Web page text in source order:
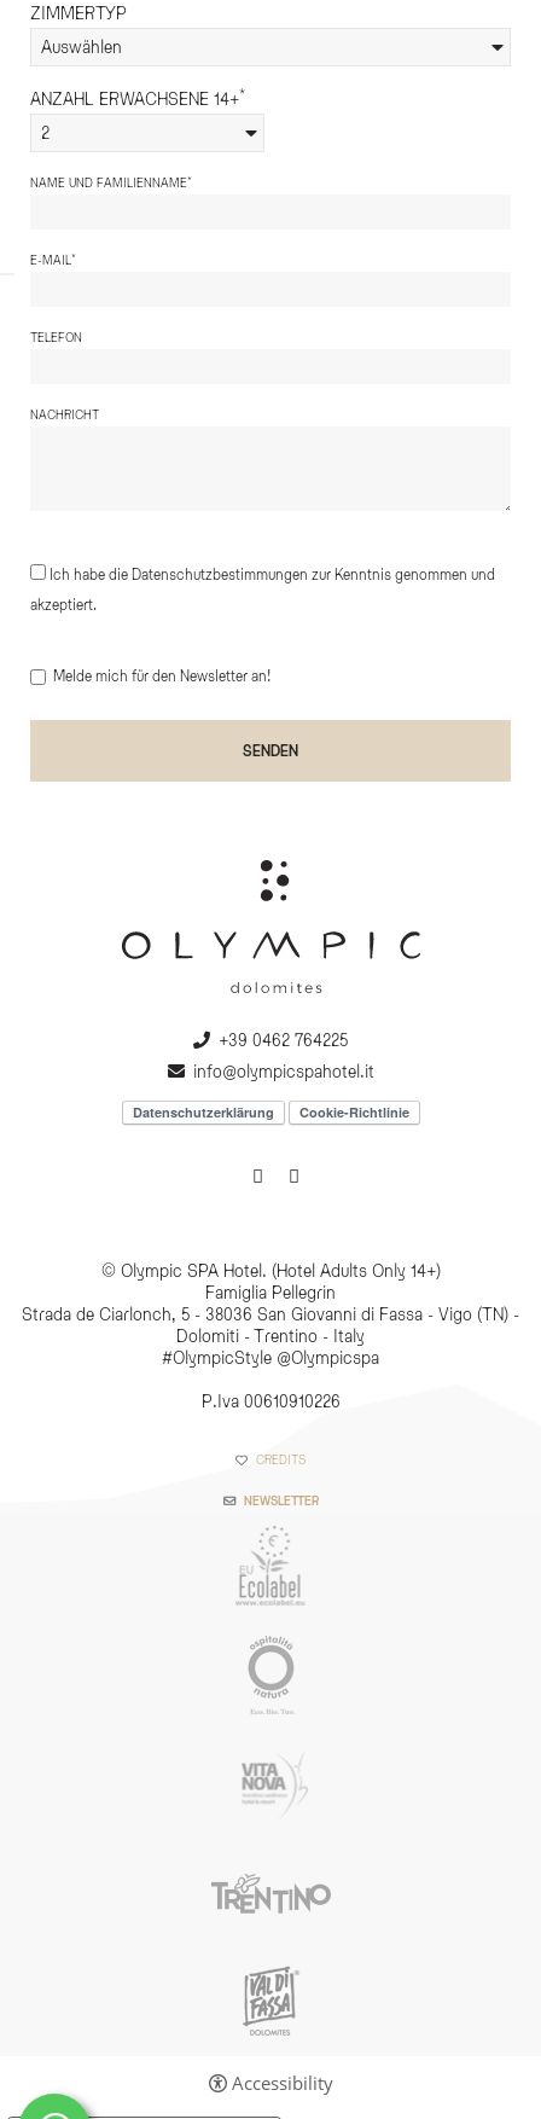
ZIMMERTYP
Auswählen
ANZAHL ERWACHSENE 14+*
2
NAME UND FAMILIENNAME*
E-MAIL *
TELEFON
NACHRICHT
Ich habe die Datenschutzbestimmungen zur Kenntnis genommen und
akzeptiert.
Melde mich für den Newsletter an!
+39 0462 764225
info@olympicspahotel.it
Datenschutzerklärung Cookie-Richtlinie
© Olympic SPA Hotel. (Hotel Adults Only 14+)
Famiglia Pellegrin
Strada de Ciarlonch, 5 - 38036 San Giovanni di Fassa - Vigo (TN) -
Dolomiti - Trentino - Italy
#OlympicStyle @Olympicspa
P.Iva 00610910226
CREDITS
NEWSLETTER
Accessibility